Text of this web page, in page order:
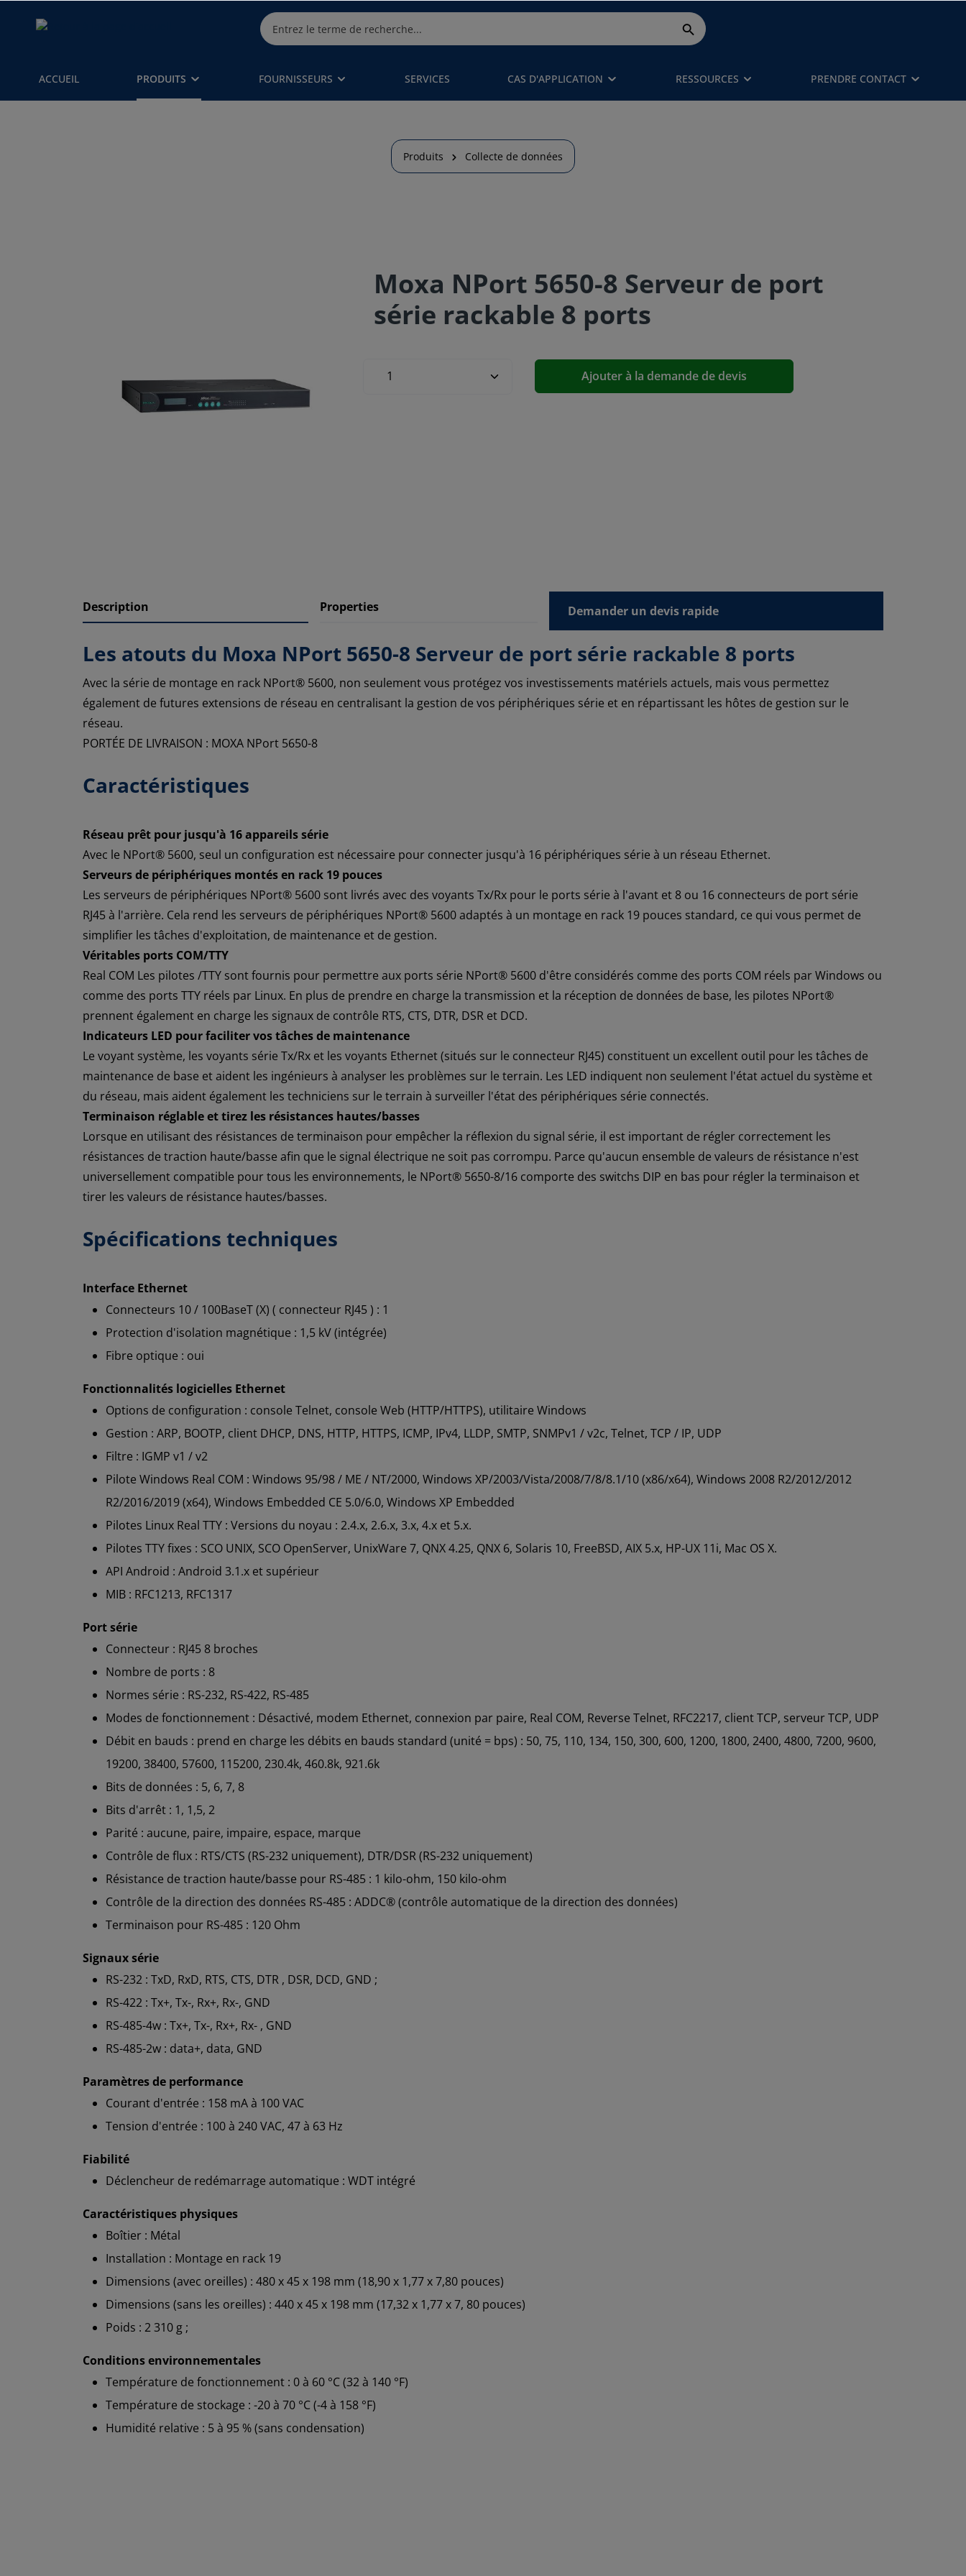
ACCUEIL PRODUITS FOURNISSEURS SERVICES CAS D'APPLICATION RESSOURCES PRENDRE CONTACT
Produits Collecte de données
Moxa NPort 5650-8 Serveur de port
série rackable 8 ports
Ajouter à la demande de devis
Description Properties Demander un devis rapide
Les atouts du Moxa NPort 5650-8 Serveur de port série rackable 8 ports
Avec la série de montage en rack NPort® 5600, non seulement vous protégez vos investissements matériels actuels, mais vous permettez
également de futures extensions de réseau en centralisant la gestion de vos périphériques série et en répartissant les hôtes de gestion sur le
réseau.
PORTÉE DE LIVRAISON : MOXA NPort 5650-8
Caractéristiques
Réseau prêt pour jusqu'à 16 appareils série
Avec le NPort® 5600, seul un configuration est nécessaire pour connecter jusqu'à 16 périphériques série à un réseau Ethernet.
Serveurs de périphériques montés en rack 19 pouces
Les serveurs de périphériques NPort® 5600 sont livrés avec des voyants Tx/Rx pour le ports série à l'avant et 8 ou 16 connecteurs de port série
RJ45 à l'arrière. Cela rend les serveurs de périphériques NPort® 5600 adaptés à un montage en rack 19 pouces standard, ce qui vous permet de
simplifier les tâches d'exploitation, de maintenance et de gestion.
Véritables ports COM/TTY
Real COM Les pilotes /TTY sont fournis pour permettre aux ports série NPort® 5600 d'être considérés comme des ports COM réels par Windows ou
comme des ports TTY réels par Linux. En plus de prendre en charge la transmission et la réception de données de base, les pilotes NPort®
prennent également en charge les signaux de contrôle RTS, CTS, DTR, DSR et DCD.
Indicateurs LED pour faciliter vos tâches de maintenance
Le voyant système, les voyants série Tx/Rx et les voyants Ethernet (situés sur le connecteur RJ45) constituent un excellent outil pour les tâches de
maintenance de base et aident les ingénieurs à analyser les problèmes sur le terrain. Les LED indiquent non seulement l'état actuel du système et
du réseau, mais aident également les techniciens sur le terrain à surveiller l'état des périphériques série connectés.
Terminaison réglable et tirez les résistances hautes/basses
Lorsque en utilisant des résistances de terminaison pour empêcher la réflexion du signal série, il est important de régler correctement les
résistances de traction haute/basse afin que le signal électrique ne soit pas corrompu. Parce qu'aucun ensemble de valeurs de résistance n'est
universellement compatible pour tous les environnements, le NPort® 5650-8/16 comporte des switchs DIP en bas pour régler la terminaison et
tirer les valeurs de résistance hautes/basses.
Spécifications techniques
Interface Ethernet
Connecteurs 10 / 100BaseT (X) ( connecteur RJ45 ) : 1
Protection d'isolation magnétique : 1,5 kV (intégrée)
Fibre optique : oui
Fonctionnalités logicielles Ethernet
Options de configuration : console Telnet, console Web (HTTP/HTTPS), utilitaire Windows
Gestion : ARP, BOOTP, client DHCP, DNS, HTTP, HTTPS, ICMP, IPv4, LLDP, SMTP, SNMPv1 / v2c, Telnet, TCP / IP, UDP
Filtre : IGMP v1 / v2
Pilote Windows Real COM : Windows 95/98 / ME / NT/2000, Windows XP/2003/Vista/2008/7/8/8.1/10 (x86/x64), Windows 2008 R2/2012/2012
R2/2016/2019 (x64), Windows Embedded CE 5.0/6.0, Windows XP Embedded
Pilotes Linux Real TTY : Versions du noyau : 2.4.x, 2.6.x, 3.x, 4.x et 5.x.
Pilotes TTY fixes : SCO UNIX, SCO OpenServer, UnixWare 7, QNX 4.25, QNX 6, Solaris 10, FreeBSD, AIX 5.x, HP-UX 11i, Mac OS X.
API Android : Android 3.1.x et supérieur
MIB : RFC1213, RFC1317
Port série
Connecteur : RJ45 8 broches
Nombre de ports : 8
Normes série : RS-232, RS-422, RS-485
Modes de fonctionnement : Désactivé, modem Ethernet, connexion par paire, Real COM, Reverse Telnet, RFC2217, client TCP, serveur TCP, UDP
Débit en bauds : prend en charge les débits en bauds standard (unité = bps) : 50, 75, 110, 134, 150, 300, 600, 1200, 1800, 2400, 4800, 7200, 9600,
19200, 38400, 57600, 115200, 230.4k, 460.8k, 921.6k
Bits de données : 5, 6, 7, 8
Bits d'arrêt : 1, 1,5, 2
Parité : aucune, paire, impaire, espace, marque
Contrôle de flux : RTS/CTS (RS-232 uniquement), DTR/DSR (RS-232 uniquement)
Résistance de traction haute/basse pour RS-485 : 1 kilo-ohm, 150 kilo-ohm
Contrôle de la direction des données RS-485 : ADDC® (contrôle automatique de la direction des données)
Terminaison pour RS-485 : 120 Ohm
Signaux série
RS-232 : TxD, RxD, RTS, CTS, DTR , DSR, DCD, GND ;
RS-422 : Tx+, Tx-, Rx+, Rx-, GND
RS-485-4w : Tx+, Tx-, Rx+, Rx- , GND
RS-485-2w : data+, data, GND
Paramètres de performance
Courant d'entrée : 158 mA à 100 VAC
Tension d'entrée : 100 à 240 VAC, 47 à 63 Hz
Fiabilité
Déclencheur de redémarrage automatique : WDT intégré
Caractéristiques physiques
Boîtier : Métal
Installation : Montage en rack 19
Dimensions (avec oreilles) : 480 x 45 x 198 mm (18,90 x 1,77 x 7,80 pouces)
Dimensions (sans les oreilles) : 440 x 45 x 198 mm (17,32 x 1,77 x 7, 80 pouces)
Poids : 2 310 g ;
Conditions environnementales
Température de fonctionnement : 0 à 60 °C (32 à 140 °F)
Température de stockage : -20 à 70 °C (-4 à 158 °F)
Humidité relative : 5 à 95 % (sans condensation)